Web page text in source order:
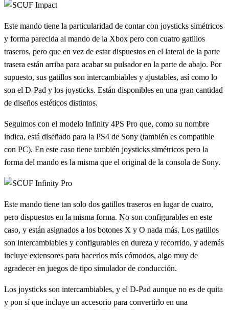
Este mando tiene la particularidad de contar con joysticks simétricos
y forma parecida al mando de la Xbox pero con cuatro gatillos
traseros, pero que en vez de estar dispuestos en el lateral de la parte
trasera están arriba para acabar su pulsador en la parte de abajo. Por
supuesto, sus gatillos son intercambiables y ajustables, así como lo
son el D-Pad y los joysticks. Están disponibles en una gran cantidad
de diseños estéticos distintos.
Seguimos con el modelo Infinity 4PS Pro que, como su nombre
indica, está diseñado para la PS4 de Sony (también es compatible
con PC). En este caso tiene también joysticks simétricos pero la
forma del mando es la misma que el original de la consola de Sony.
Este mando tiene tan solo dos gatillos traseros en lugar de cuatro,
pero dispuestos en la misma forma. No son configurables en este
caso, y están asignados a los botones X y O nada más. Los gatillos
son intercambiables y configurables en dureza y recorrido, y además
incluye extensores para hacerlos más cómodos, algo muy de
agradecer en juegos de tipo simulador de conducción.
Los joysticks son intercambiables, y el D-Pad aunque no es de quita
y pon sí que incluye un accesorio para convertirlo en una